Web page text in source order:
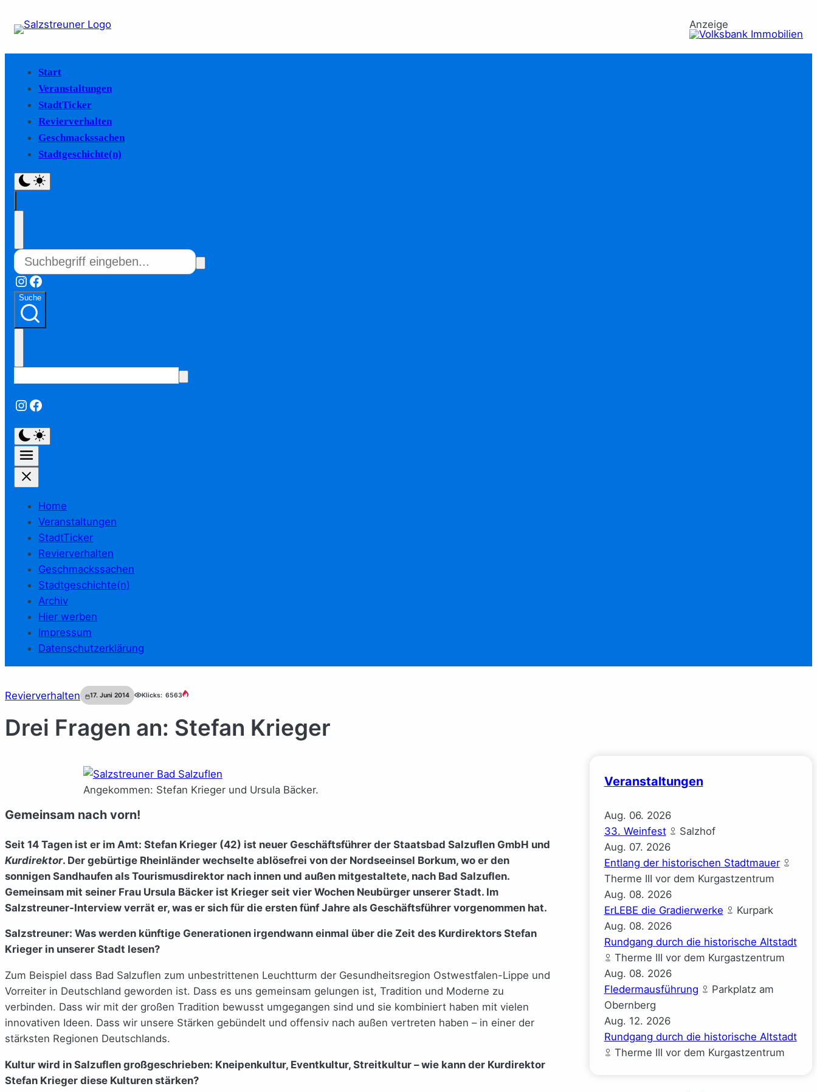
Anzeige
Start
Veranstaltungen
StadtTicker
Revierverhalten
Geschmackssachen
Stadtgeschichte(n)
Instagram
Facebook
Suche
Instagram
Facebook
Home
Veranstaltungen
StadtTicker
Revierverhalten
Geschmackssachen
Stadtgeschichte(n)
Archiv
Hier werben
Impressum
Datenschutzerklärung
Revierverhalten 17. Juni 2014 Klicks: 6563
Drei Fragen an: Stefan Krieger
Angekommen: Stefan Krieger und Ursula Bäcker.
Gemeinsam nach vorn!
Seit 14 Tagen ist er im Amt: Stefan Krieger (42) ist neuer Geschäftsführer der Staatsbad Salzuflen GmbH und
Kurdirektor. Der gebürtige Rheinländer wechselte ablösefrei von der Nordseeinsel Borkum, wo er den
sonnigen Sandhaufen als Tourismusdirektor nach innen und außen mitgestaltete, nach Bad Salzuflen.
Gemeinsam mit seiner Frau Ursula Bäcker ist Krieger seit vier Wochen Neubürger unserer Stadt. Im
Salzstreuner-Interview verrät er, was er sich für die ersten fünf Jahre als Geschäftsführer vorgenommen hat.
Salzstreuner: Was werden künftige Generationen irgendwann einmal über die Zeit des Kurdirektors Stefan
Krieger in unserer Stadt lesen?
Zum Beispiel dass Bad Salzuflen zum unbestrittenen Leuchtturm der Gesundheitsregion Ostwestfalen-Lippe und
Vorreiter in Deutschland geworden ist. Dass es uns gemeinsam gelungen ist, Tradition und Moderne zu
verbinden. Dass wir mit der großen Tradition bewusst umgegangen sind und sie kombiniert haben mit vielen
innovativen Ideen. Dass wir unsere Stärken gebündelt und offensiv nach außen vertreten haben – in einer der
stärksten Regionen Deutschlands.
Kultur wird in Salzuflen großgeschrieben: Kneipenkultur, Eventkultur, Streitkultur – wie kann der Kurdirektor
Stefan Krieger diese Kulturen stärken?
Veranstaltungen
Aug. 06. 2026
33. Weinfest
Salzhof
Aug. 07. 2026
Entlang der historischen Stadtmauer
Therme III vor dem Kurgastzentrum
Aug. 08. 2026
ErLEBE die Gradierwerke
Kurpark
Aug. 08. 2026
Rundgang durch die historische Altstadt
Therme III vor dem Kurgastzentrum
Aug. 08. 2026
Fledermausführung
Parkplatz am
Obernberg
Aug. 12. 2026
Rundgang durch die historische Altstadt
Therme III vor dem Kurgastzentrum